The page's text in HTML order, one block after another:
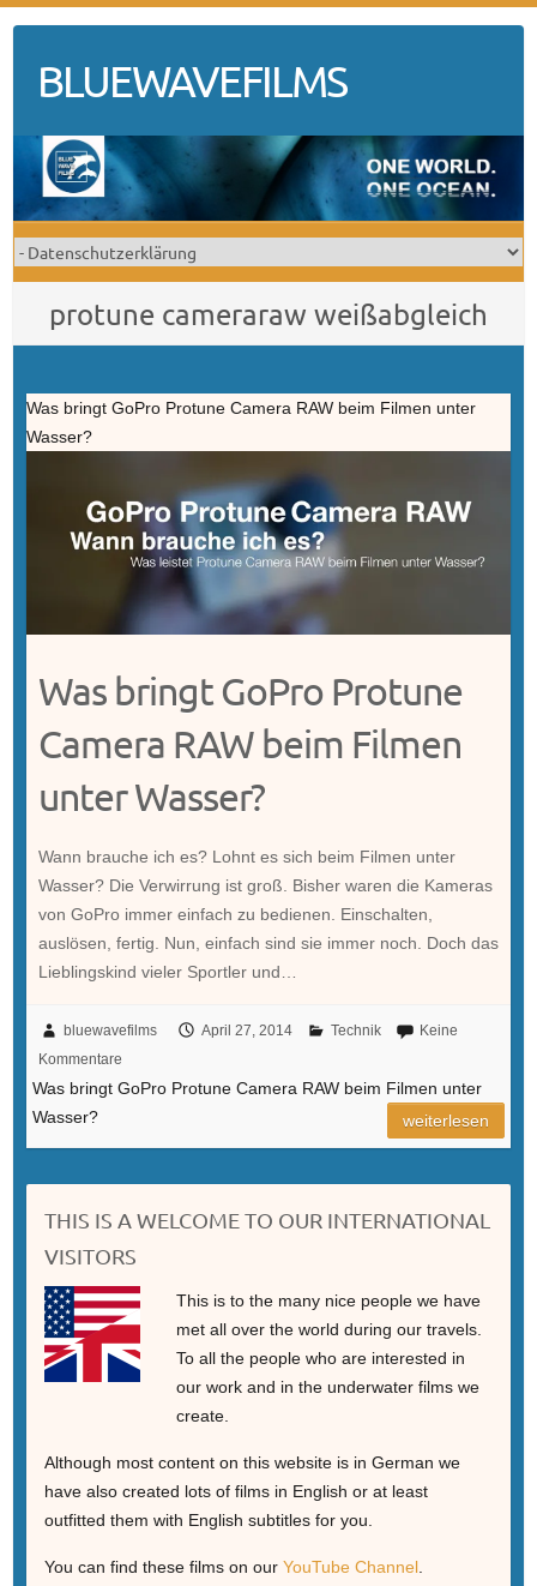
contentBLUEWAVEFILMS
protune cameraraw weißabgleich
Was bringt GoPro Protune Camera RAW beim Filmen unter
Wasser?
Was bringt GoPro Protune
Camera RAW beim Filmen
unter Wasser?
Wann brauche ich es? Lohnt es sich beim Filmen unter
Wasser? Die Verwirrung ist groß. Bisher waren die Kameras
von GoPro immer einfach zu bedienen. Einschalten,
auslösen, fertig. Nun, einfach sind sie immer noch. Doch das
Lieblingskind vieler Sportler und…
bluewavefilms April 27, 2014 Technik
Keine
Kommentare
Was bringt GoPro Protune Camera RAW beim Filmen unter
Wasser?
weiterlesen
THIS IS A WELCOME TO OUR INTERNATIONAL
VISITORS
This is to the many nice people we have
met all over the world during our travels.
To all the people who are interested in
our work and in the underwater films we
create.
Although most content on this website is in German we
have also created lots of films in English or at least
outfitted them with English subtitles for you.
You can find these films on our YouTube Channel.